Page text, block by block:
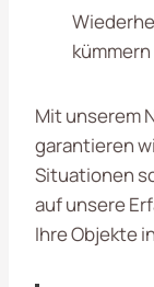
Mit unserem
garantieren
Situationen
auf unsere
Ihre Objekte